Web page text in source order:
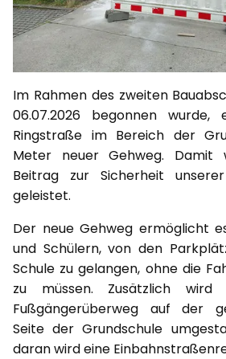
Im Rahmen des zweiten
06.07.2026 begonnen
Ringstraße im Bereich der
Meter neuer Gehweg. Damit
Beitrag zur Sicherheit
geleistet.
Der neue Gehweg ermöglicht
und Schülern, von den
Schule zu gelangen, ohne die
zu müssen. Zusätzlich
Fußgängerüberweg auf der
Seite der Grundschule
daran wird eine